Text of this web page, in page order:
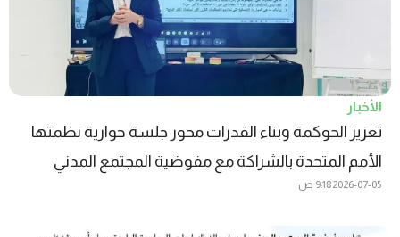
الأخبار
تعزيز الحوكمة وبناء القدرات محور جلسة حوارية نظمتها
الأمم المتحدة بالشراكة مع مفوضية المجتمع المدني
2026-07-059:18 ص